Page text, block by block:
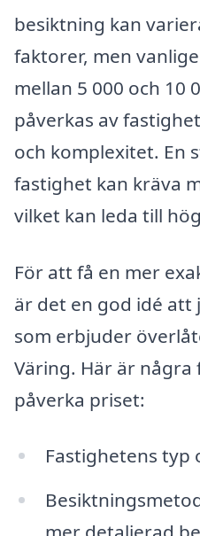
besiktning kan
faktorer, men
mellan 5 000 och 10
påverkas av
och komplexitet. En
fastighet kan kräva
vilket kan leda till
För att få en mer
är det en god idé
som erbjuder
Väring. Här är
påverka priset:
Fastighetens typ